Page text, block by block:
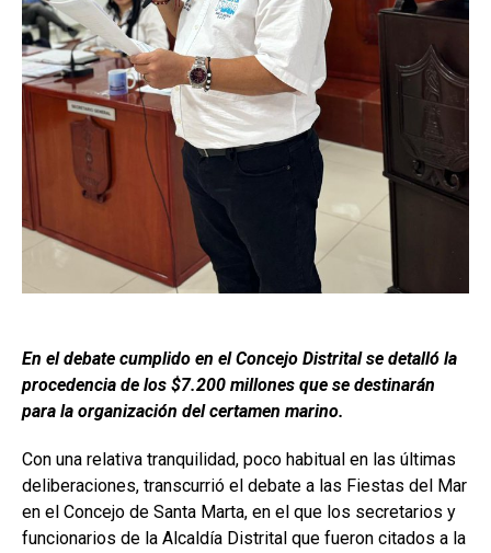
En el debate cumplido en el Concejo Distrital se detalló la
procedencia de los $7.200 millones que se destinarán
para la organización del certamen marino.
Con una relativa tranquilidad, poco habitual en las últimas
deliberaciones, transcurrió el debate a las Fiestas del Mar
en el Concejo de Santa Marta, en el que los secretarios y
funcionarios de la Alcaldía Distrital que fueron citados a la